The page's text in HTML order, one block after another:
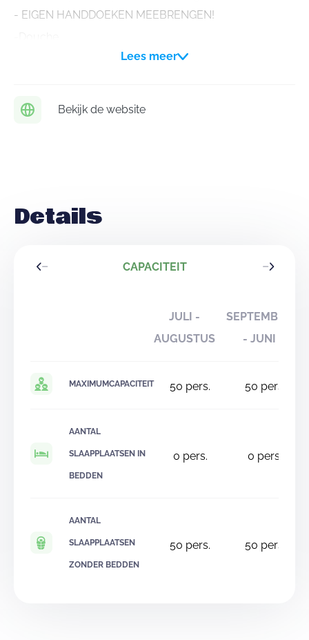
- EIGEN HANDDOEKEN MEEBRENGEN!
Lees meer
Bekijk de website
Details
CAPACITEIT
JULI -
AUGUSTUS
SEPTEMBER
- JUNI
MAXIMUMCAPACITEIT 50 pers. 50 pers.
AANTAL
SLAAPPLAATSEN IN
BEDDEN
0 pers. 0 pers.
AANTAL
SLAAPPLAATSEN
ZONDER BEDDEN
50 pers. 50 pers.